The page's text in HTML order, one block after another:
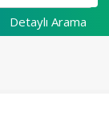
Detaylı Arama